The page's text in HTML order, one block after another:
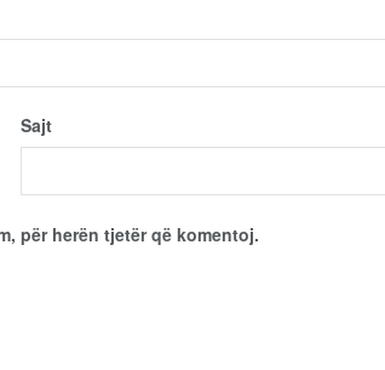
Sajt
për herën tjetër që komentoj.